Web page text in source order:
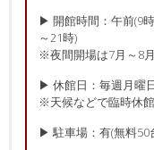
▶ 開館時間：午前(9
～21時)
※夜間開場は7月～8
▶ 休館日：毎週月曜
※天候などで臨時休
▶ 駐車場：有(無料50